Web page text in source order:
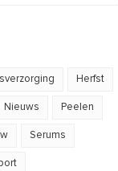
Herfst
Nieuws Peelen
Serums